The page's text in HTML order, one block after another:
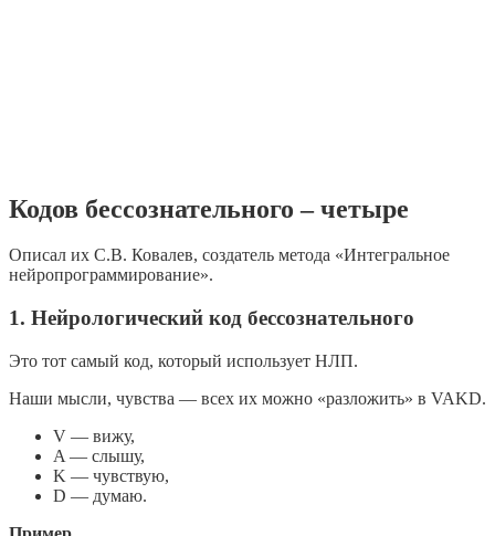
Кодов бессознательного – четыре
Описал их С.В. Ковалев, создатель метода «Интегральное
нейропрограммирование».
1. Нейрологический код бессознательного
Это тот самый код, который использует НЛП.
Наши мысли, чувства — всех их можно «разложить» в VAKD.
V — вижу,
A — слышу,
K — чувствую,
D — думаю.